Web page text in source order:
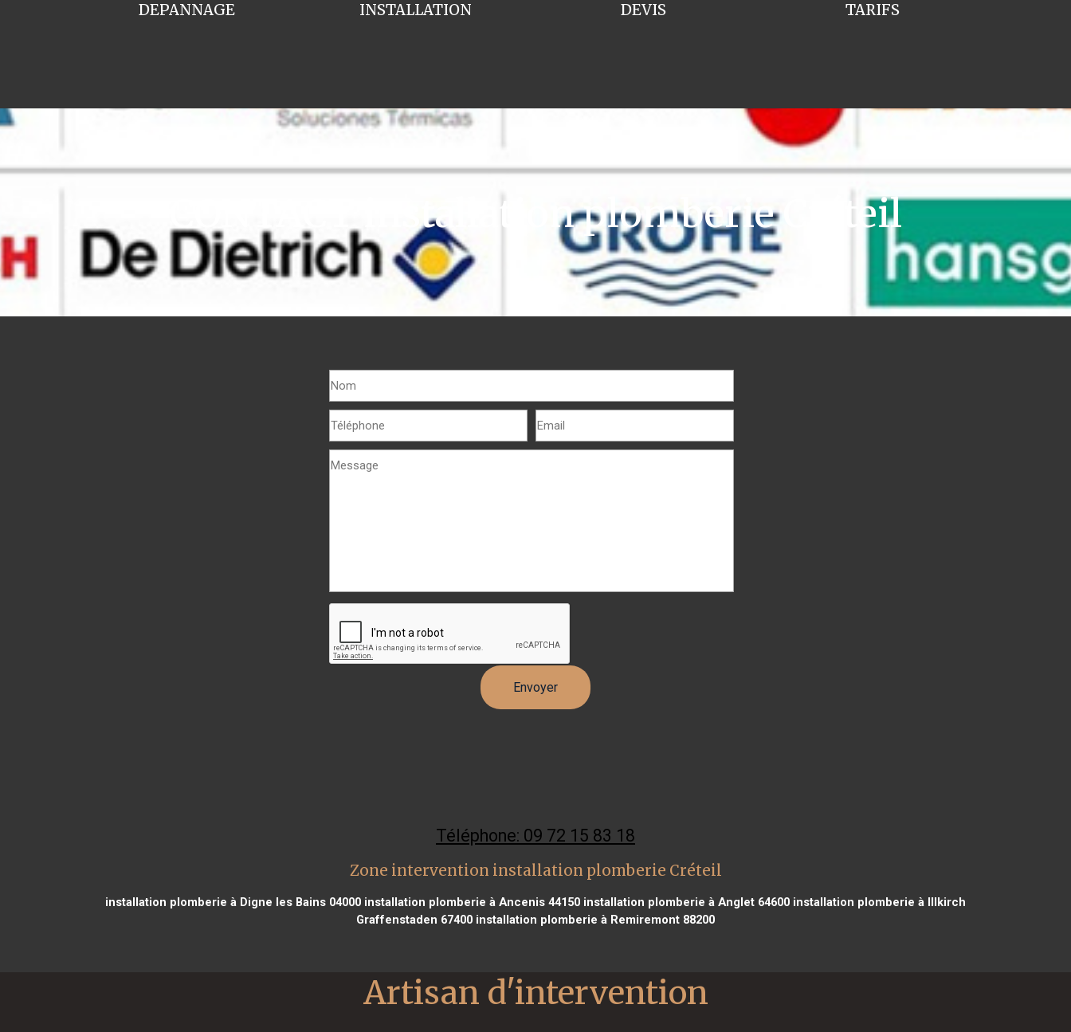
INSTALLATION
DEPANNAGE TARIFS
DEVIS
CONTACT installation plomberie Créteil
Téléphone: 09 72 15 83 18
Zone intervention installation plomberie Créteil
installation plomberie à Digne les Bains 04000 installation plomberie à Ancenis 44150 installation plomberie à Anglet 64600 installation plomberie à Illkirch
Graffenstaden 67400 installation plomberie à Remiremont 88200
Artisan d'intervention